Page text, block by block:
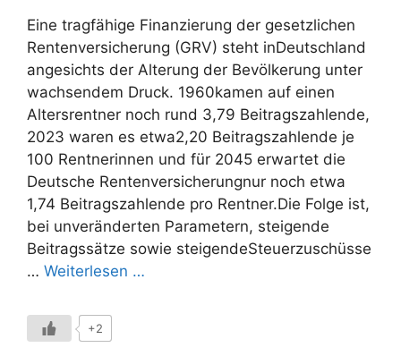
Eine tragfähige Finanzierung der gesetzlichen
Rentenversicherung (GRV) steht inDeutschland
angesichts der Alterung der Bevölkerung unter
wachsendem Druck. 1960kamen auf einen
Altersrentner noch rund 3,79 Beitragszahlende,
2023 waren es etwa2,20 Beitragszahlende je
100 Rentnerinnen und für 2045 erwartet die
Deutsche Rentenversicherungnur noch etwa
1,74 Beitragszahlende pro Rentner.Die Folge ist,
bei unveränderten Parametern, steigende
Beitragssätze sowie steigendeSteuerzuschüsse
… Weiterlesen …
+2